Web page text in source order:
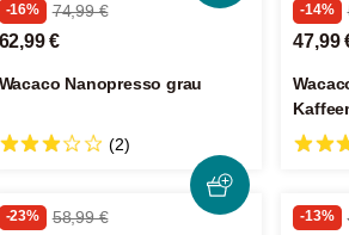
-16% 74,99 €
€
Nanopresso grau
(2)
-14%
47,99
-23% 58,99 € -13%